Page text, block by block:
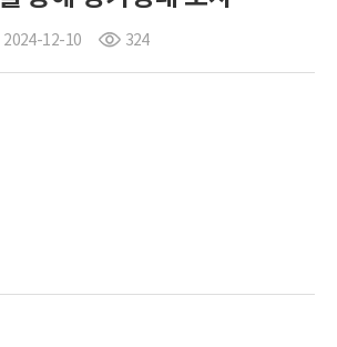
2024-12-10 324